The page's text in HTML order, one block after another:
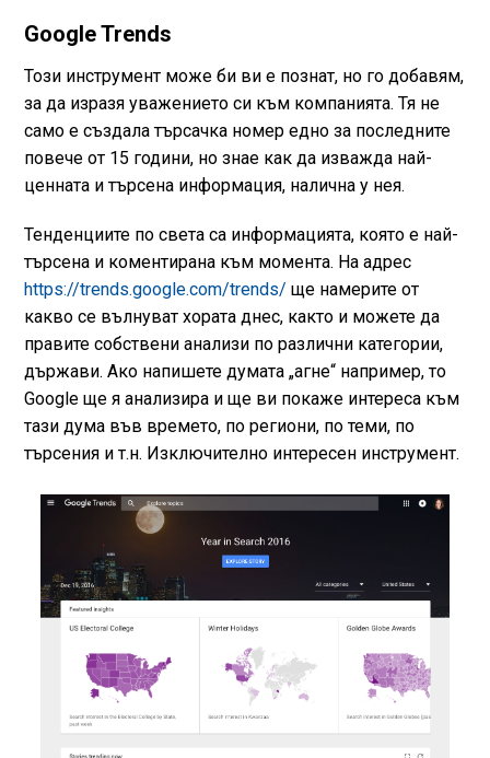
Google Trends
Този инструмент може би ви е познат, но го добавям,
за да изразя уважението си към компанията. Тя не
само е създала търсачка номер едно за последните
повече от 15 години, но знае как да изважда най-
ценната и търсена информация, налична у нея.
Тенденциите по света са информацията, която е най-
търсена и коментирана към момента. На адрес
https://trends.google.com/trends/ ще намерите от
какво се вълнуват хората днес, както и можете да
правите собствени анализи по различни категории,
държави. Ако напишете думата „агне“ например, то
Google ще я анализира и ще ви покаже интереса към
тази дума във времето, по региони, по теми, по
търсения и т.н. Изключително интересен инструмент.